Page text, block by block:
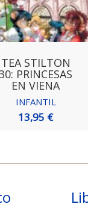
TEA STILTON
PRINCESAS
EN VIENA
INFANTIL
13,95 €